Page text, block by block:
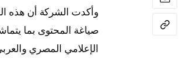
‏وأكدت الشركة أن هذه
صياغة المحتوى بما
الإعلامي المصري